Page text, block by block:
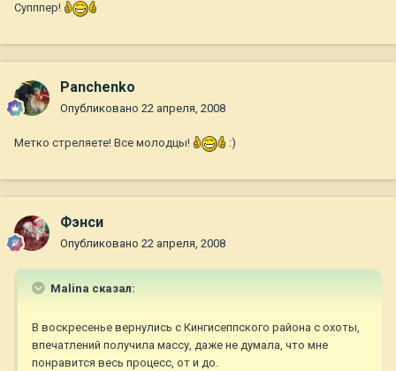
Супппер!
Panchenko
Опубликовано 22 апреля, 2008
Метко стреляете! Все молодцы! :)
Фэнси
Опубликовано 22 апреля, 2008
Malina сказал:
В воскресенье вернулись с Кингисеппского района с охоты,
впечатлений получила массу, даже не думала, что мне
понравится весь процесс, от и до.